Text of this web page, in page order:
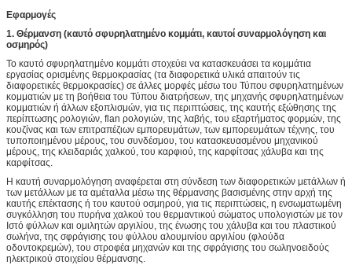
Εφαρμογές
1. Θέρμανση (καυτό σφυρηλατημένο κομμάτι, καυτοί συναρμολόγηση και
οσμηρός)
Το καυτό σφυρηλατημένο κομμάτι στοχεύει να κατασκευάσει τα κομμάτια
εργασίας ορισμένης θερμοκρασίας (τα διαφορετικά υλικά απαιτούν τις
διαφορετικές θερμοκρασίες) σε άλλες μορφές μέσω του Τύπου σφυρηλατημένων
κομματιών με τη βοήθεια του Τύπου διατρήσεων, της μηχανής σφυρηλατημένων
κομματιών ή άλλων εξοπλισμών, για τις περιπτώσεις, της καυτής εξώθησης της
περίπτωσης ρολογιών, flan ρολογιών, της λαβής, του εξαρτήματος φορμών, της
κουζίνας και των επιτραπέζιων εμπορευμάτων, των εμπορευμάτων τέχνης, του
τυποποιημένου μέρους, του συνδέσμου, του κατασκευασμένου μηχανικού
μέρους, της κλειδαριάς χαλκού, του καρφιού, της καρφίτσας χάλυβα και της
καρφίτσας.
Η καυτή συναρμολόγηση αναφέρεται στη σύνδεση των διαφορετικών μετάλλων ή
των μετάλλων με τα αμέταλλα μέσω της θέρμανσης βασισμένης στην αρχή της
καυτής επέκτασης ή του καυτού οσμηρού, για τις περιπτώσεις, η ενσωματωμένη
συγκόλληση του πυρήνα χαλκού του θερμαντικού σώματος υπολογιστών με τον
Ιστό φύλλων και ομιλητών αργιλίου, της ένωσης του χάλυβα και του πλαστικού
σωλήνα, της σφράγισης του φύλλου αλουμινίου αργιλίου (φλούδα
οδοντοκρεμών), του στροφέα μηχανών και της σφράγισης του σωληνοειδούς
ηλεκτρικού στοιχείου θέρμανσης.